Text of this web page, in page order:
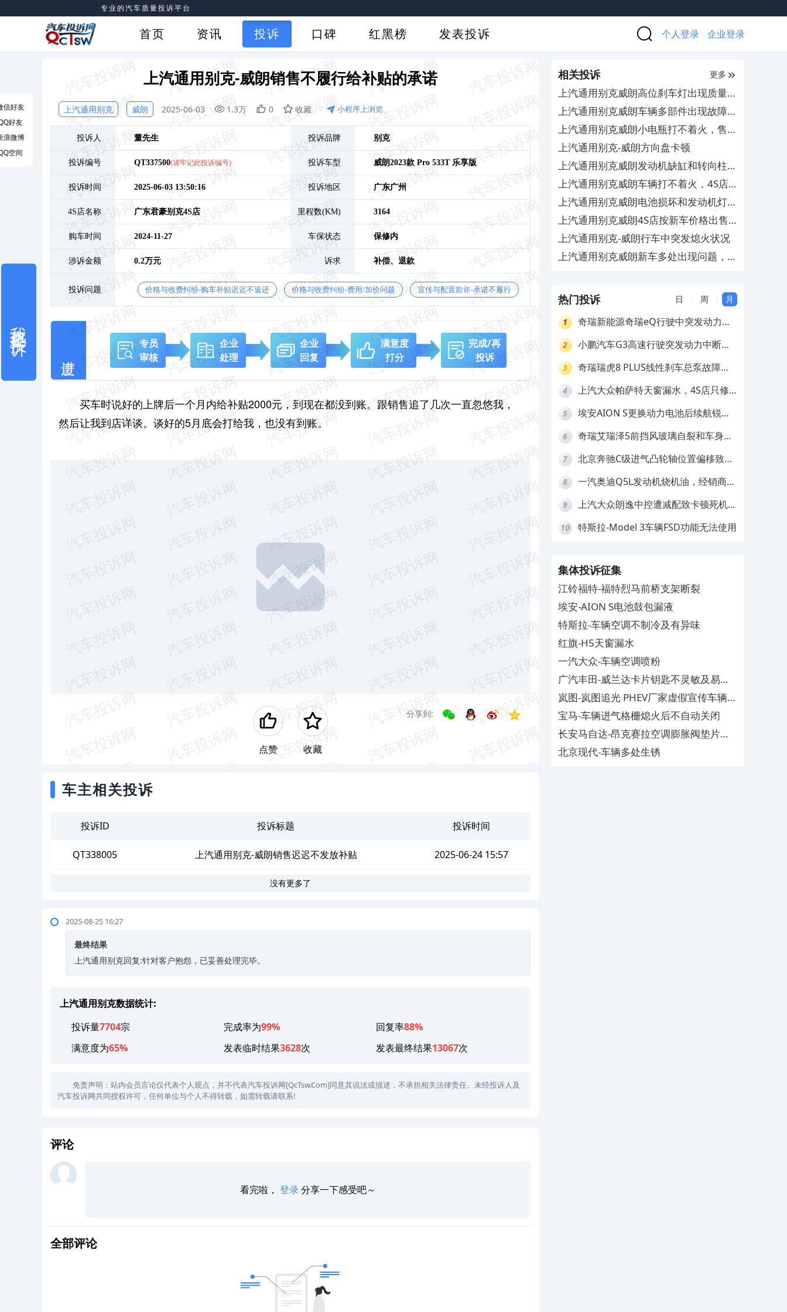
专业的汽车质量投诉平台
首页 资讯 投诉 口碑 红黑榜 发表投诉 个人登录 企业登录
上汽通用别克-威朗销售不履行给补贴的承诺
上汽通用别克 威朗 2025-06-03 1.3万 0 收藏 小程序上浏览
投诉人 董先生 投诉品牌 别克
投诉编号 QT337500(请牢记此投诉编号) 投诉车型 威朗2023款 Pro 533T 乐享版
投诉时间 2025-06-03 13:50:16 投诉地区 广东广州
4S店名称 广东君豪别克4S店 里程数(KM) 3164
购车时间 2024-11-27 车保状态 保修内
涉诉金额 0.2万元 诉求 补偿、 退款
投诉问题 价格与收费纠纷-购车补贴迟迟不返还 价格与收费纠纷-费用/加价问题 宣传与配置欺诈-承诺不履行
专员
审核
企业
处理
企业
回复
满意度
打分
完成/再
投诉
买车时说好的上牌后一个月内给补贴2000元，到现在都没到账。跟销售追了几次一直忽悠我，
然后让我到店详谈。谈好的5月底会打给我，也没有到账。
点赞 收藏
分享到:
车主相关投诉
投诉ID 投诉标题 投诉时间
QT338005 上汽通用别克-威朗销售迟迟不发放补贴 2025-06-24 15:57
没有更多了
2025-08-25 16:27
最终结果
上汽通用别克回复:针对客户抱怨，已妥善处理完毕。
上汽通用别克数据统计:
投诉量7704宗 完成率为99% 回复率88%
满意度为65% 发表临时结果3628次 发表最终结果13067次
免责声明：站内会员言论仅代表个人观点，并不代表汽车投诉网[QcTsw.Com]同意其说法或描述，不承担相关法律责任。未经投诉人及
汽车投诉网共同授权许可，任何单位与个人不得转载，如需转载请联系!
评论
看完啦， 登录分享一下感受吧～
全部评论
相关投诉 更多
上汽通用别克威朗高位刹车灯出现质量问
题，售后不给质保其服务态度差
上汽通用别克威朗车辆多部件出现故障，
要求赔偿并延长质保
上汽通用别克威朗小电瓶打不着火，售后
不予保修
上汽通用别克-威朗方向盘卡顿
上汽通用别克威朗发动机缺缸和转向柱漏
油，4S店拖延解决
上汽通用别克威朗车辆打不着火，4S店
不予合理解决
上汽通用别克威朗电池损坏和发动机灯频
繁亮及怠速不稳顿挫，4S店不予有效维
修
上汽通用别克威朗4S店按新车价格出售
库存车，严重欺骗消费者
上汽通用别克-威朗行车中突发熄火状况
上汽通用别克威朗新车多处出现问题，厂
热门投诉 日 周 月
1
奇瑞新能源奇瑞eQ行驶中突发动力受
拒绝三电质保
2
小鹏汽车G3高速行驶突发动力中断，
3
奇瑞瑞虎8 PLUS线性刹车总泵故障，
4
上汽大众帕萨特天窗漏水，4S店只修
5
埃安AION S更换动力电池后续航锐
6
奇瑞艾瑞泽5前挡风玻璃自裂和车身多
7
北京奔驰C级进气凸轮轴位置偏移致发
8
一汽奥迪Q5L发动机烧机油，经销商推
9
上汽大众朗逸中控遭减配致卡顿死机，
10 特斯拉-Model 3车辆FSD功能无法使用
集体投诉征集
江铃福特-福特烈马前桥支架断裂
埃安-AION S电池鼓包漏液
特斯拉-车辆空调不制冷及有异味
红旗-H5天窗漏水
一汽大众-车辆空调喷粉
广汽丰田-威兰达卡片钥匙不灵敏及易消
磁
岚图-岚图追光 PHEV厂家虚假宣传车辆配
置与功能
宝马-车辆进气格栅熄火后不自动关闭
长安马自达-昂克赛拉空调膨胀阀垫片生
锈
北京现代-车辆多处生锈
信好友
好友
浪微博
空间